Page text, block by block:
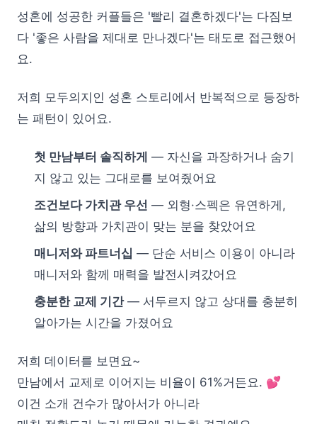
성혼에 성공한 커플들은 '빨리 결혼하겠다'는 다짐보
다 '좋은 사람을 제대로 만나겠다'는 태도로 접근했어
요.
저희 모두의지인 성혼 스토리에서 반복적으로 등장하
는 패턴이 있어요.
첫 만남부터 솔직하게 — 자신을 과장하거나 숨기
지 않고 있는 그대로를 보여줬어요
조건보다 가치관 우선 — 외형·스펙은 유연하게,
삶의 방향과 가치관이 맞는 분을 찾았어요
매니저와 파트너십 — 단순 서비스 이용이 아니라
매니저와 함께 매력을 발전시켜갔어요
충분한 교제 기간— 서두르지 않고 상대를 충분히
알아가는 시간을 가졌어요
저희 데이터를 보면요~
만남에서 교제로 이어지는 비율이 61%거든요. 💕
이건 소개 건수가 많아서가 아니라